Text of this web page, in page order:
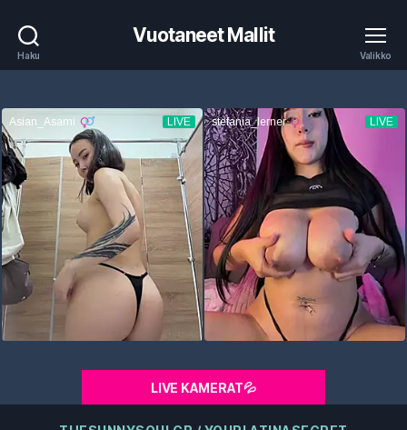
Haku
Vuotaneet Mallit
Valikko
LIVE KAMERAT💦